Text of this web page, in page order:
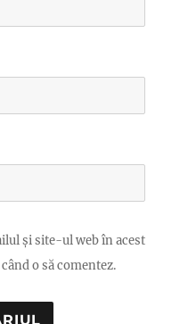
și site-ul web în acest
o să comentez.